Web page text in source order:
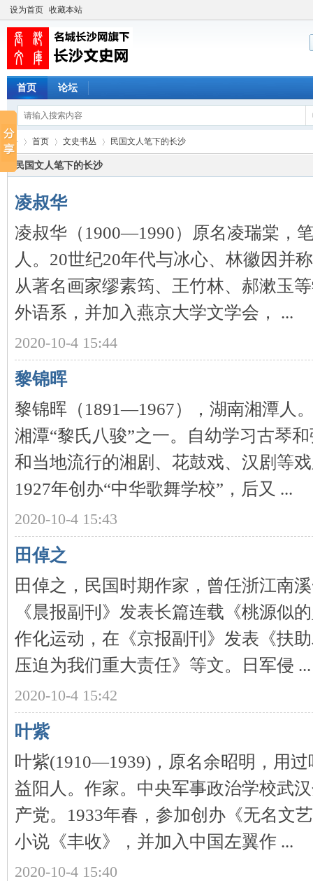
设为首页 收藏本站
首页 论坛
›
首页
›
文史书丛 民国文人笔下的长沙
民国文人笔下的长沙
凌叔华
凌叔华（1900—1990）原名凌瑞棠，
人。20世纪20年代与冰心、林徽因并
从著名画家缪素筠、王竹林、郝漱玉
外语系，并加入燕京大学文学会， ...
2020-10-4 15:44
黎锦晖
黎锦晖（1891—1967），湖南湘潭人
湘潭“黎氏八骏”之一。自幼学习古琴
和当地流行的湘剧、花鼓戏、汉剧等
1927年创办“中华歌舞学校”，后又 ...
2020-10-4 15:43
田倬之
田倬之，民国时期作家，曾任浙江南
《晨报副刊》发表长篇连载《桃源似
作化运动，在《京报副刊》发表《扶
压迫为我们重大责任》等文。日军侵 ...
2020-10-4 15:42
叶紫
叶紫(1910—1939)，原名余昭明，用
益阳人。作家。中央军事政治学校武
产党。1933年春，参加创办《无名文
小说《丰收》，并加入中国左翼作 ...
2020-10-4 15:40